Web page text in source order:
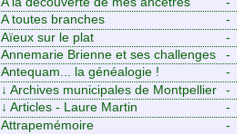
-
A toutes branches
-
Aïeux sur le plat
-
Annemarie Brienne et ses challenges
de A à Z
-
Antequam... la généalogie !
-
↓ Archives municipales de Montpellier
-
↓ Articles - Laure Martin
-
Attrapemémoire